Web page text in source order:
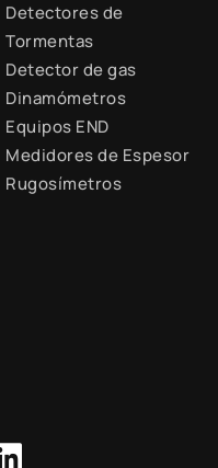
Detectores de
Tormentas
Detector de gas
Dinamómetros
Equipos END
Medidores de Espesor
Rugosímetros